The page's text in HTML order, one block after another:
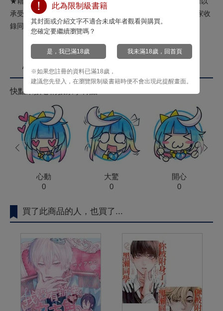
承受，卻又欲罷不能……帶給你超乎想像的3P榨精饗宴!!★獨家收
錄同捆版限定8P小冊子!!
心情投票
快點來按心情投票拿菁點！
心動
0
大驚
0
開心
0
prev next
買了此商品的人，也買了...
此為限制級書籍
其封面或介紹文字不適合未成年者觀看與購買。
您確定要繼續瀏覽嗎？
是，我已滿18歲 我未滿18歲，回首頁
※如果您註冊的資料已滿18歲，
建議您先登入，在瀏覽限制級書籍時便不會出現此提醒畫面。